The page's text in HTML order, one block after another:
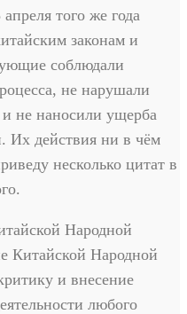
того же года
законам и
соблюдали
не нарушали
не наносили ущерба
Их действия ни в чём
несколько цитат в
Народной
Китайской Народной
и внесение
любого